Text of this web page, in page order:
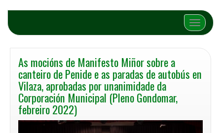
Alternar
As mocións de Manifesto Miñor sobre a
canteiro de Penide e as paradas de autobús en
Vilaza, aprobadas por unanimidade da
Corporación Municipal (Pleno Gondomar,
febreiro 2022)